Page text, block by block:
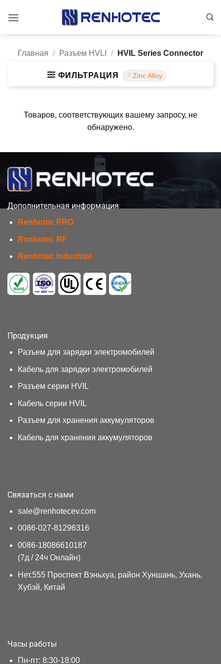
Главная / Разъем HVLI / HVIL Series Connector
ФИЛЬТРАЦИЯ Zinc Alloy
Товаров, соответствующих вашему запросу, не
обнаружено.
Дополнительная информация
Renhotec PRO
Renhotec RF
Renhotec Industrial
Продукция
Разъем для зарядки электромобилей
Кабель для зарядки электромобилей
Разъем серии HVIL
Кабель серии HVIL
Разъем для хранения аккумуляторов
Кабель для хранения аккумуляторов
Связаться с нами
sale@renhotecev.com
0086-027-81296316
0086-18086610187
(7д / 24ч Онлайн)
Нет.555 Проспект Вэньхуа, район Хуншань, Ухань,
Хубэй, Китай
Часы работы
Пн-пт: 8:30-18:00